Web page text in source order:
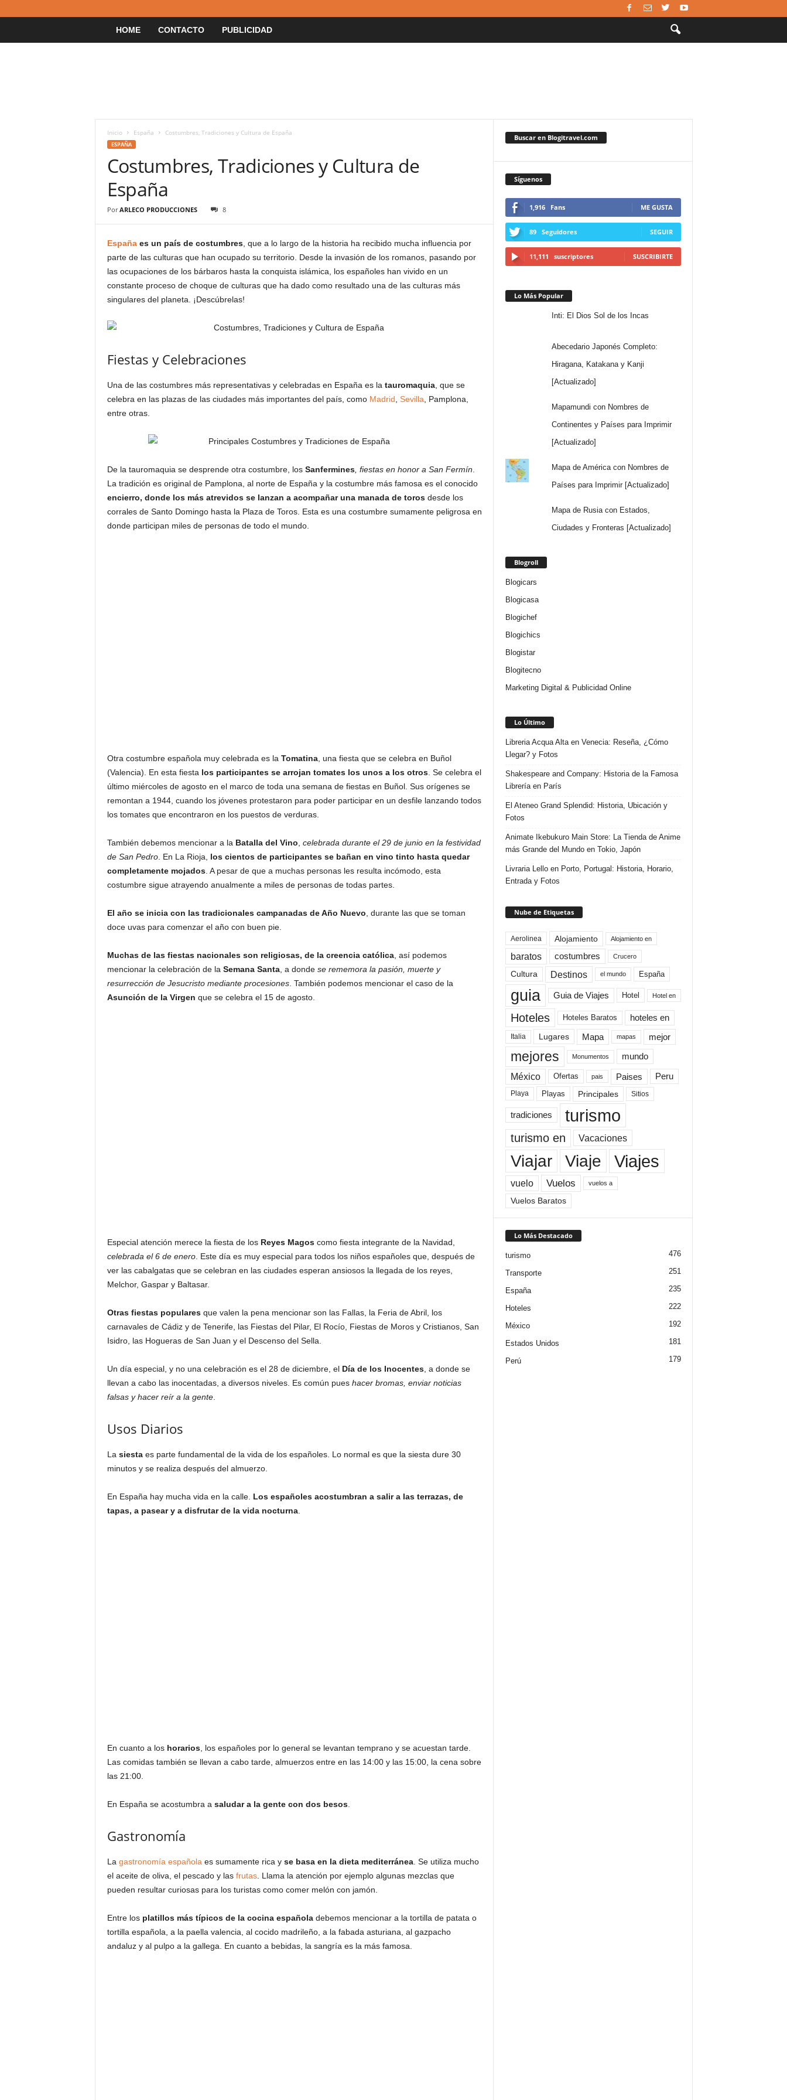
HOME CONTACTO PUBLICIDAD
Inicio España Costumbres, Tradiciones y Cultura de España
ESPAÑA
Costumbres, Tradiciones y Cultura de
España
Por ARLECO PRODUCCIONES 8
Españaes un país de costumbres, que a lo largo de la historia ha recibido mucha influencia por
parte de las culturas que han ocupado su territorio. Desde la invasión de los romanos, pasando por
las ocupaciones de los bárbaros hasta la conquista islámica, los españoles han vivido en un
constante proceso de choque de culturas que ha dado como resultado una de las culturas más
singulares del planeta. ¡Descúbrelas!
Fiestas y Celebraciones
Una de las costumbres más representativas y celebradas en España es la tauromaquia, que se
celebra en las plazas de las ciudades más importantes del país, como Madrid Sevilla , Pamplona,
entre otras.
De la tauromaquia se desprende otra costumbre, los Sanfermines, fiestas en honor a San Fermín
La tradición es original de Pamplona, al norte de España y la costumbre más famosa es el conocido
encierro, donde los más atrevidos se lanzan a acompañar una manada de torosdesde los
corrales de Santo Domingo hasta la Plaza de Toros. Esta es una costumbre sumamente peligrosa en
donde participan miles de personas de todo el mundo.
Otra costumbre española muy celebrada es la Tomatina, una fiesta que se celebra en Buñol
(Valencia). En esta fiesta los participantes se arrojan tomates los unos a los otros. Se celebra el
último miércoles de agosto en el marco de toda una semana de fiestas en Buñol. Sus orígenes se
remontan a 1944, cuando los jóvenes protestaron para poder participar en un desfile lanzando todos
los tomates que encontraron en los puestos de verduras.
También debemos mencionar a la Batalla del Vino celebrada durante el 29 de junio en la festividad
de San Pedro. En La Rioja, los cientos de participantes se bañan en vino tinto hasta quedar
completamente mojados. A pesar de que a muchas personas les resulta incómodo, esta
costumbre sigue atrayendo anualmente a miles de personas de todas partes.
El año se inicia con las tradicionales campanadas de Año Nuevo , durante las que se toman
doce uvas para comenzar el año con buen pie.
Muchas de las fiestas nacionales son religiosas, de la creencia católica, así podemos
mencionar la celebración de la Semana Santa, a donde se rememora la pasión, muerte y
resurrección de Jesucristo mediante procesiones. También podemos mencionar el caso de la
Asunción de la Virgen que se celebra el 15 de agosto.
Especial atención merece la fiesta de los Reyes Magoscomo fiesta integrante de la Navidad,
celebrada el 6 de enero. Este día es muy especial para todos los niños españoles que, después de
ver las cabalgatas que se celebran en las ciudades esperan ansiosos la llegada de los reyes,
Melchor, Gaspar y Baltasar.
Otras fiestas popularesque valen la pena mencionar son las Fallas, la Feria de Abril, los
carnavales de Cádiz y de Tenerife, las Fiestas del Pilar, El Rocío, Fiestas de Moros y Cristianos, San
Isidro, las Hogueras de San Juan y el Descenso del Sella.
Un día especial, y no una celebración es el 28 de diciembre, el Día de los Inocentes, a donde se
llevan a cabo las inocentadas, a diversos niveles. Es común pues hacer bromas, enviar noticias
falsas y hacer reír a la gente.
Usos Diarios
La siestaes parte fundamental de la vida de los españoles. Lo normal es que la siesta dure 30
minutos y se realiza después del almuerzo.
En España hay mucha vida en la calle. Los españoles acostumbran a salir a las terrazas, de
tapas, a pasear y a disfrutar de la vida nocturna.
En cuanto a los horarios, los españoles por lo general se levantan temprano y se acuestan tarde.
Las comidas también se llevan a cabo tarde, almuerzos entre en las 14:00 y las 15:00, la cena sobre
las 21:00.
En España se acostumbra a saludar a la gente con dos besos.
Gastronomía
La gastronomía española es sumamente rica y se basa en la dieta mediterránea. Se utiliza mucho
el aceite de oliva, el pescado y las frutas. Llama la atención por ejemplo algunas mezclas que
pueden resultar curiosas para los turistas como comer melón con jamón.
Entre los platillos más típicos de la cocina españoladebemos mencionar a la tortilla de patata o
tortilla española, a la paella valencia, al cocido madrileño, a la fabada asturiana, al gazpacho
andaluz y al pulpo a la gallega. En cuanto a bebidas, la sangría es la más famosa.
Buscar en Blogitravel.com
Síguenos
1,916 Fans ME GUSTA
89 Seguidores SEGUIR
11,111 suscriptores SUSCRIBIRTE
Lo Más Popular
Inti: El Dios Sol de los Incas
Abecedario Japonés Completo:
Hiragana, Katakana y Kanji
[Actualizado]
Mapamundi con Nombres de
Continentes y Países para Imprimir
[Actualizado]
Mapa de América con Nombres de
Países para Imprimir [Actualizado]
Mapa de Rusia con Estados,
Ciudades y Fronteras [Actualizado]
Blogroll
Blogicars
Blogicasa
Blogichef
Blogichics
Blogistar
Blogitecno
Marketing Digital & Publicidad Online
Lo Último
Libreria Acqua Alta en Venecia: Reseña, ¿Cómo
Llegar? y Fotos
Shakespeare and Company: Historia de la Famosa
Librería en París
El Ateneo Grand Splendid: Historia, Ubicación y
Fotos
Animate Ikebukuro Main Store: La Tienda de Anime
más Grande del Mundo en Tokio, Japón
Livraria Lello en Porto, Portugal: Historia, Horario,
Entrada y Fotos
Nube de Etiquetas
Aerolinea Alojamiento Alojamiento en
baratos costumbres Crucero
Cultura Destinos el mundo España
guia Guia de Viajes Hotel Hotel en
Hoteles Hoteles Baratos hoteles en
Italia Lugares Mapa mapas mejor
mejores Monumentos mundo
México Ofertas pais Paises Peru
Playa Playas Principales Sitios
tradiciones turismo
turismo en Vacaciones
Viajar Viaje Viajes
vuelo Vuelos vuelos a
Vuelos Baratos
Lo Más Destacado
turismo 476
Transporte 251
España 235
Hoteles 222
México 192
Estados Unidos 181
Perú 179